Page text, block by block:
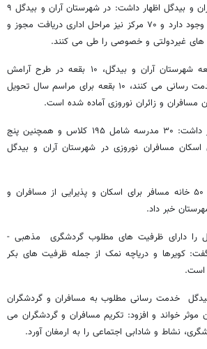
تسهیلات سفر شهرستان آران و بیدگل اظهار داشت: در شهرستان آران و بیدگل ۹
مرکز گردشگری دارای مجوز وجود دارد و ۷۰ مرکز نیز مراحل اداری دریافت مجوز و
غیردولتی و خصوصی را طی می کنند.
وی بیان داشت: از ۴۲ بقعه شهرستان آران و بیدگل، ۱۰ بقعه در طرح آرامش
بهاری مسافران و زائران خدمت رسانی می کنند، ۱۰ بقعه برای مراسم سال تحویل
فرماندار آران و بیدگل ابراز داشت: ۳۰ مدرسه شامل ۱۹۵ کلاس و همچنین پنج
مسافران نوروزی در شهرستان آران و بیدگل
بایبوردی همچنین از وجود ۵۰ خانه مسافر برای اسکان و پذیرایی از مسافران و
خبر داد.
را دارای ظرفیت های مطلوب گردشگری مذهبی -
کویرها و دریاچه نمک از جمله ظرفیت های بکر
است.
بیدگل خدمت رسانی مطلوب به مسافران و گردشگران
موثر خواند و افزود: تکریم مسافران و گردشگران می
نشاط و شادابی اجتماعی را به ارمغان آورد.